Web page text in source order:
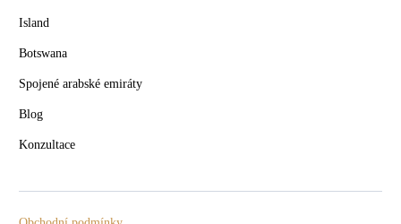
Island
Botswana
Spojené arabské emiráty
Blog
Konzultace